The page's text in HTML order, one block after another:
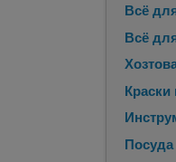
Всё
Всё
Краски
Посуда